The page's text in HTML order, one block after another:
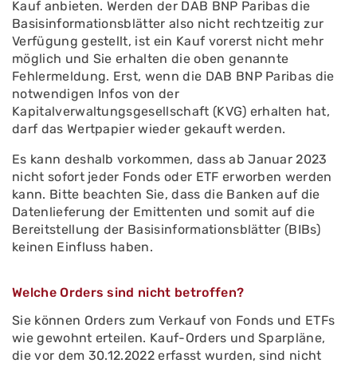
Kauf anbieten. Werden der DAB BNP Paribas die
Basisinformationsblätter also nicht rechtzeitig zur
Verfügung gestellt, ist ein Kauf vorerst nicht mehr
möglich und Sie erhalten die oben genannte
Fehlermeldung. Erst, wenn die DAB BNP Paribas die
notwendigen Infos von der
Kapitalverwaltungsgesellschaft (KVG) erhalten hat,
darf das Wertpapier wieder gekauft werden.
Es kann deshalb vorkommen, dass ab Januar 2023
nicht sofort jeder Fonds oder ETF erworben werden
kann. Bitte beachten Sie, dass die Banken auf die
Datenlieferung der Emittenten und somit auf die
Bereitstellung der Basisinformationsblätter (BIBs)
keinen Einfluss haben.
Welche Orders sind nicht betroffen?
Sie können Orders zum Verkauf von Fonds und ETFs
wie gewohnt erteilen. Kauf-Orders und Sparpläne,
die vor dem 30.12.2022 erfasst wurden, sind nicht